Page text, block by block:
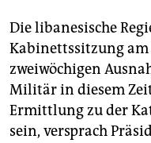
Die libanesische
Kabinettssitzung
zweiwöchigen
Militär in diesem
Ermittlung zu der
sein, versprach